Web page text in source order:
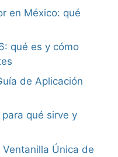
en México: qué
qué es y cómo
de Aplicación
qué sirve y
Única de